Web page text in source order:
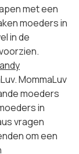
met een
moeders in
in de
MommaLuv
moeders
in
vragen
om een